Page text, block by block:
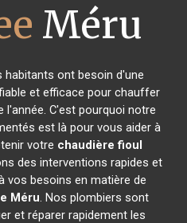
Méru
habitants ont besoin d'une
et efficace pour chauffer
l'année. C'est pourquoi notre
est là pour vous aider à
votre chaudière fioul
des interventions rapides et
vos besoins en matière de
Méru. Nos plombiers sont
et réparer rapidement les